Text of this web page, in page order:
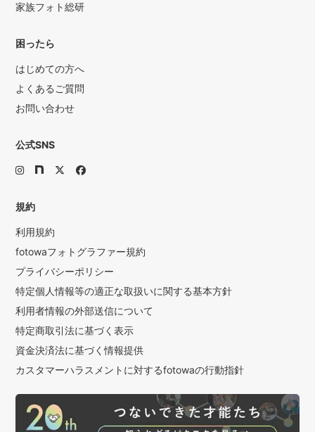
家族フォト総研
困ったら
はじめての方へ
よくあるご質問
お問い合わせ
公式SNS
規約
利用規約
fotowaフォトグラファー規約
プライバシーポリシー
特定個人情報等の適正な取扱いに関する基本方針
利用者情報の外部送信について
特定商取引法に基づく表示
資金決済法に基づく情報提供
カスタマーハラスメントに対するfotowaの行動指針